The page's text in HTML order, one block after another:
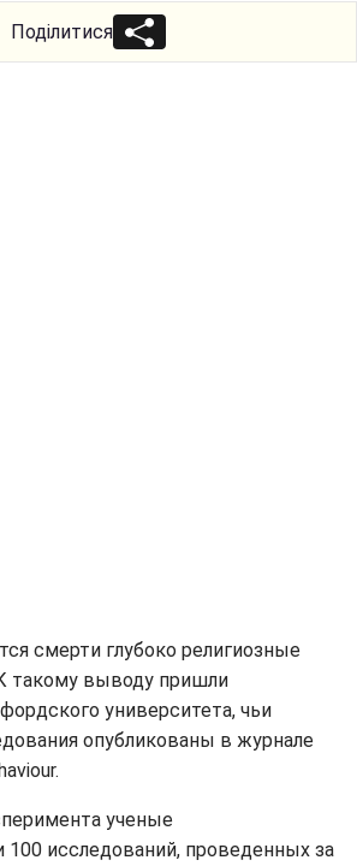
Поділитися
смерти глубоко религиозные
такому выводу пришли
университета, чьи
опубликованы в журнале
ученые
100 исследований, проведенных за